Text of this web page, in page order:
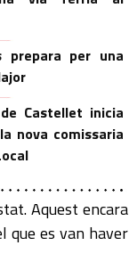
prepara per una
Castellet inicia
nova comissaria
Aquest encara
que es van haver